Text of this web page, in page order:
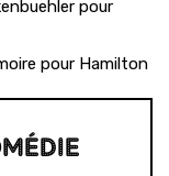
pour
pour Hamilton